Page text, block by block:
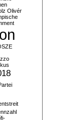
Olivér